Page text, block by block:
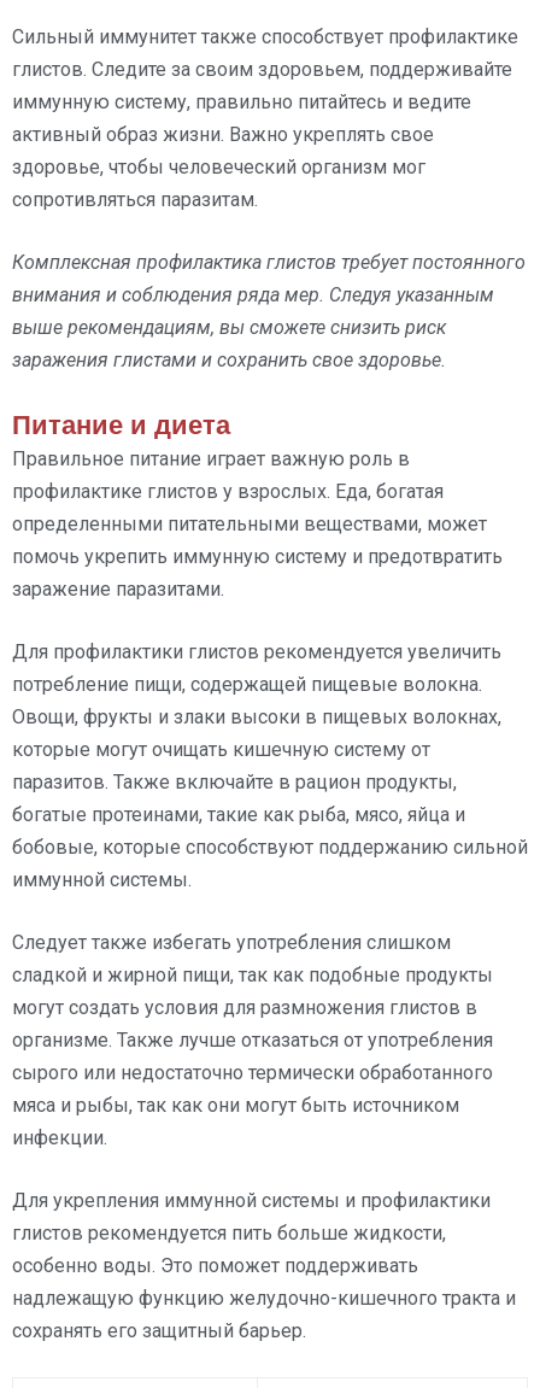
Сильный иммунитет также способствует профилактике
глистов. Следите за своим здоровьем, поддерживайте
иммунную систему, правильно питайтесь и ведите
активный образ жизни. Важно укреплять свое
здоровье, чтобы человеческий организм мог
сопротивляться паразитам.
Комплексная профилактика глистов требует постоянного
внимания и соблюдения ряда мер. Следуя указанным
выше рекомендациям, вы сможете снизить риск
заражения глистами и сохранить свое здоровье.
Питание и диета
Правильное питание играет важную роль в
профилактике глистов у взрослых. Еда, богатая
определенными питательными веществами, может
помочь укрепить иммунную систему и предотвратить
заражение паразитами.
Для профилактики глистов рекомендуется увеличить
потребление пищи, содержащей пищевые волокна.
Овощи, фрукты и злаки высоки в пищевых волокнах,
которые могут очищать кишечную систему от
паразитов. Также включайте в рацион продукты,
богатые протеинами, такие как рыба, мясо, яйца и
бобовые, которые способствуют поддержанию сильной
иммунной системы.
Следует также избегать употребления слишком
сладкой и жирной пищи, так как подобные продукты
могут создать условия для размножения глистов в
организме. Также лучше отказаться от употребления
сырого или недостаточно термически обработанного
мяса и рыбы, так как они могут быть источником
инфекции.
Для укрепления иммунной системы и профилактики
глистов рекомендуется пить больше жидкости,
особенно воды. Это поможет поддерживать
надлежащую функцию желудочно-кишечного тракта и
сохранять его защитный барьер.